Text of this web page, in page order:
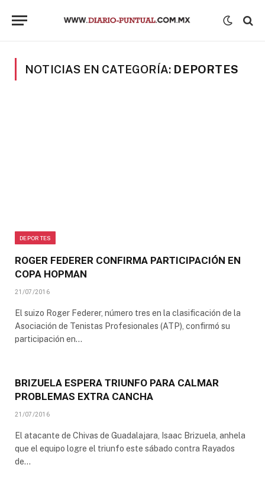
NOTICIAS EN CATEGORÍA: DEPORTES
DEPORTES
ROGER FEDERER CONFIRMA PARTICIPACIÓN EN
COPA HOPMAN
21/07/2016
El suizo Roger Federer, número tres en la clasificación de la
Asociación de Tenistas Profesionales (ATP), confirmó su
participación en…
BRIZUELA ESPERA TRIUNFO PARA CALMAR
PROBLEMAS EXTRA CANCHA
21/07/2016
El atacante de Chivas de Guadalajara, Isaac Brizuela, anhela
que el equipo logre el triunfo este sábado contra Rayados
de…